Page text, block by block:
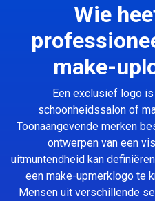
Wie
make-
Een exclusief logo
schoonheidssalon of
Toonaangevende merken
ontwerpen van een
uitmuntendheid kan
een make-upmerklogo te
Mensen uit verschillende